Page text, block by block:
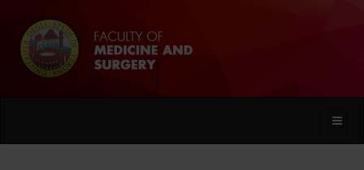
Toggle